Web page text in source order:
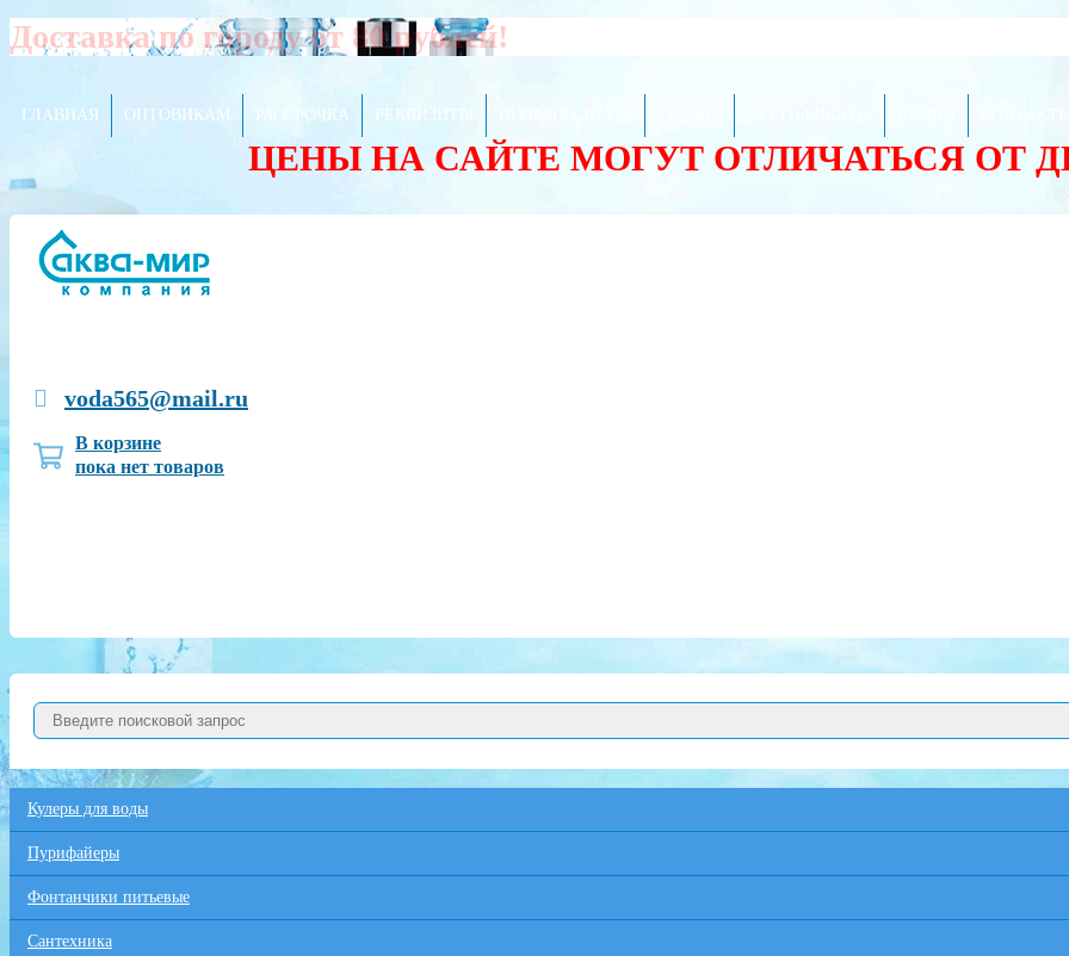
Доставка по городу от 80 рублей!
ГЛАВНАЯ ОПТОВИКАМ РАССРОЧКА РЕКВИЗИТЫ
ЦЕНЫ НА САЙТЕ МОГУТ ОТЛИЧАТЬСЯ ОТ
voda565@mail.ru
В корзине
пока нет товаров
Кулеры для воды
Пурифайеры
Фонтанчики питьевые
Сантехника